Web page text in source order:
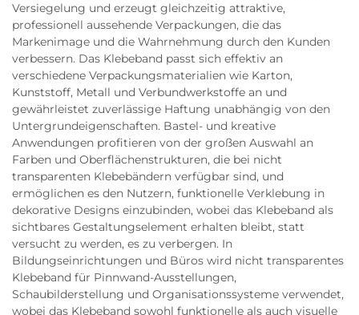
Versiegelung und erzeugt gleichzeitig attraktive,
professionell aussehende Verpackungen, die das
Markenimage und die Wahrnehmung durch den Kunden
verbessern. Das Klebeband passt sich effektiv an
verschiedene Verpackungsmaterialien wie Karton,
Kunststoff, Metall und Verbundwerkstoffe an und
gewährleistet zuverlässige Haftung unabhängig von den
Untergrundeigenschaften. Bastel- und kreative
Anwendungen profitieren von der großen Auswahl an
Farben und Oberflächenstrukturen, die bei nicht
transparenten Klebebändern verfügbar sind, und
ermöglichen es den Nutzern, funktionelle Verklebung in
dekorative Designs einzubinden, wobei das Klebeband als
sichtbares Gestaltungselement erhalten bleibt, statt
versucht zu werden, es zu verbergen. In
Bildungseinrichtungen und Büros wird nicht transparentes
Klebeband für Pinnwand-Ausstellungen,
Schaubilderstellung und Organisationssysteme verwendet,
wobei das Klebeband sowohl funktionelle als auch visuelle